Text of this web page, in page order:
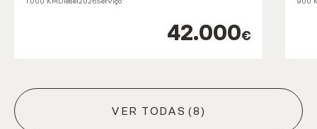
42.000€
VER TODAS (8)